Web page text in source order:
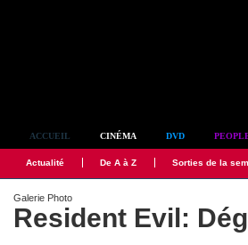
ACCUEIL CINÉMA DVD
Actualité De A à Z Sorties de la
Galerie Photo
Resident Evil: